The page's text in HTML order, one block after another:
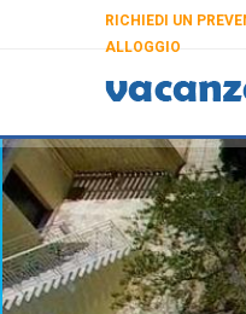
RICHIEDI UN
ALLOGGIO